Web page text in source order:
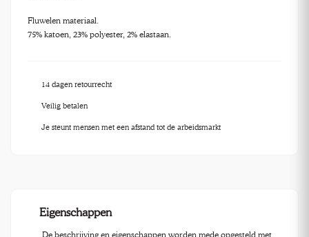
Fluwelen materiaal.
75% katoen, 23% polyester, 2% elastaan.
14 dagen retourrecht
Veilig betalen
Je steunt mensen met een afstand tot de arbeidsmarkt
Eigenschappen
De beschrijving en eigenschappen worden mede opgesteld met